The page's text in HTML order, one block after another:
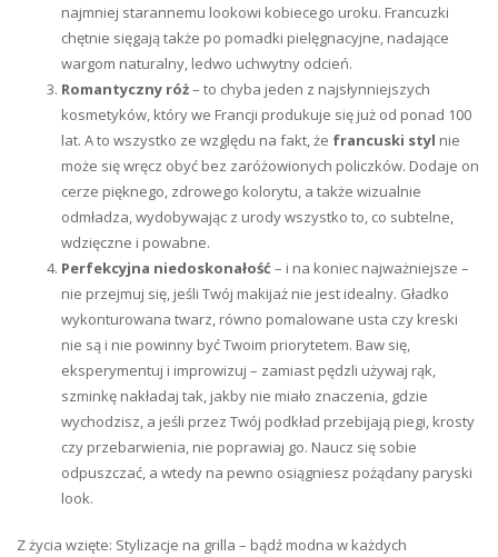
najmniej starannemu lookowi kobiecego uroku. Francuzki
chętnie sięgają także po pomadki pielęgnacyjne, nadające
wargom naturalny, ledwo uchwytny odcień.
Romantyczny róż– to chyba jeden z najsłynniejszych
kosmetyków, który we Francji produkuje się już od ponad 100
lat. A to wszystko ze względu na fakt, że francuski styl nie
może się wręcz obyć bez zaróżowionych policzków. Dodaje on
cerze pięknego, zdrowego kolorytu, a także wizualnie
odmładza, wydobywając z urody wszystko to, co subtelne,
wdzięczne i powabne.
Perfekcyjna niedoskonałość – i na koniec najważniejsze –
nie przejmuj się, jeśli Twój makijaż nie jest idealny. Gładko
wykonturowana twarz, równo pomalowane usta czy kreski
nie są i nie powinny być Twoim priorytetem. Baw się,
eksperymentuj i improwizuj – zamiast pędzli używaj rąk,
szminkę nakładaj tak, jakby nie miało znaczenia, gdzie
wychodzisz, a jeśli przez Twój podkład przebijają piegi, krosty
czy przebarwienia, nie poprawiaj go. Naucz się sobie
odpuszczać, a wtedy na pewno osiągniesz pożądany paryski
look.
Z życia wzięte: Stylizacje na grilla – bądź modna w każdych